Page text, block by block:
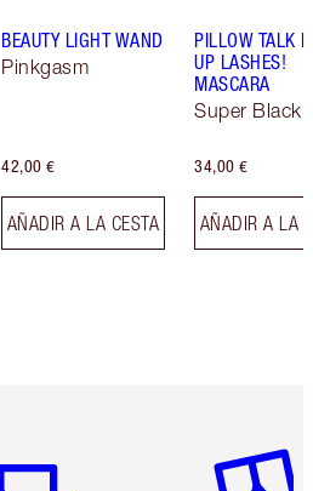
BEAUTY LIGHT WAND
Pinkgasm
42,00 €
AÑADIR A LA CESTA
PILLOW TALK
UP LASHES!
MASCARA
Super Black
34,00 €
AÑADIR A LA